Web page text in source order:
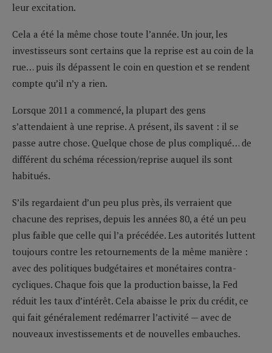
leur excitation.
Cela a été la même chose toute l’année. Un jour, les
investisseurs sont certains que la reprise est au coin de la
rue… puis ils dépassent le coin en question et se rendent
compte qu’il n’y a rien.
Lorsque 2011 a commencé, la plupart des gens
s’attendaient à une reprise. A présent, ils savent : il se
passe autre chose. Quelque chose de plus compliqué… de
différent du schéma récession/reprise auquel ils sont
habitués.
S’ils regardaient d’un peu plus près, ils verraient que
chacune des reprises, depuis les années 80, a été un peu
plus faible que celle qui l’a précédée. Les autorités luttent
toujours contre les retournements de la même manière :
avec des politiques budgétaires et monétaires contra-
cycliques. Chaque fois que la production baisse, la Fed
réduit les taux d’intérêt. Cela abaisse le prix du crédit, ce
qui fait généralement redémarrer l’activité — avec de
nouveaux investissements et de nouvelles embauches.